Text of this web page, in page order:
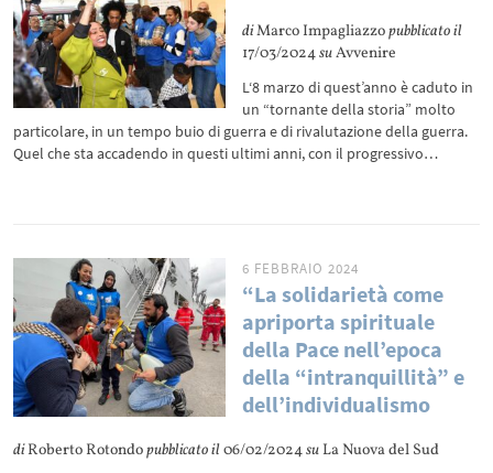
diMarco Impagliazzopubblicato il
17/03/2024suAvvenire
L‘8 marzo di quest’anno è caduto in
un “tornante della storia” molto
particolare, in un tempo buio di guerra e di rivalutazione della guerra.
Quel che sta accadendo in questi ultimi anni, con il progressivo…
6 FEBBRAIO 2024
“La solidarietà come
apriporta spirituale
della Pace nell’epoca
della “intranquillità” e
dell’individualismo
diRoberto Rotondopubblicato il06/02/2024su La Nuova del Sud